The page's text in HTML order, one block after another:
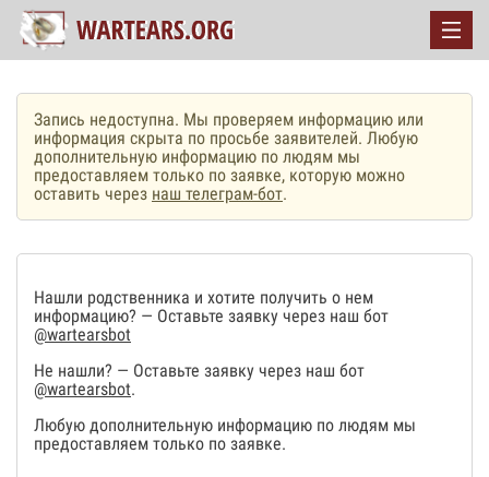
Запись недоступна. Мы проверяем информацию или
информация скрыта по просьбе заявителей. Любую
дополнительную информацию по людям мы
предоставляем только по заявке, которую можно
оставить через наш телеграм-бот.
Нашли родственника и хотите получить о нем
информацию? — Оставьте заявку через наш бот
@wartearsbot
Не нашли? — Оставьте заявку через наш бот
@wartearsbot.
Любую дополнительную информацию по людям мы
предоставляем только по заявке.